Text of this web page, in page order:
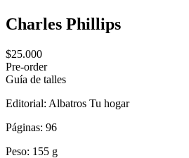
Charles Phillips
$25.000
Pre-order
Guía de talles
Editorial: Albatros Tu hogar
Páginas: 96
Peso: 155 g